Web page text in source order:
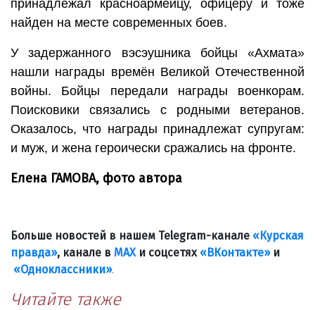
принадлежал красноармейцу, офицеру и тоже
найден на месте современных боев.
У задержанного вэсэушника бойцы «Ахмата»
нашли награды времён Великой Отечественной
войны. Бойцы передали награды военкорам.
Поисковики связались с родными ветеранов.
Оказалось, что награды принадлежат супругам:
и муж, и жена героически сражались на фронте.
Елена ГАМОВА, фото автора
Больше новостей в нашем Telegram-канале «Курская
правда», канале в МАХ и соцсетях «ВКонтакте»и
«Одноклассники».
Читайте также